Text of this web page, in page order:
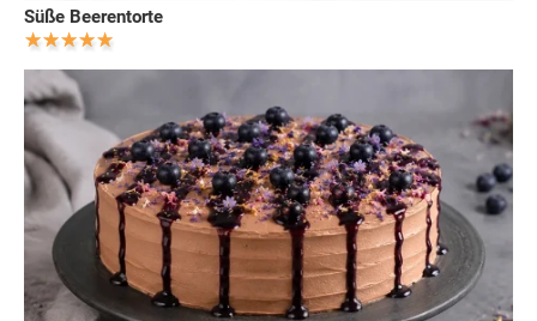
Süße Beerentorte